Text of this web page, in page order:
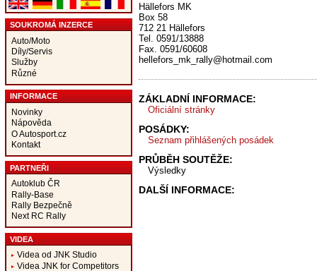
SOUKROMÁ INZERCE
Auto/Moto
Díly/Servis
Služby
Různé
INFORMACE
Novinky
Nápověda
O Autosport.cz
Kontakt
PARTNEŘI
Autoklub ČR
Rally-Base
Rally Bezpečně
Next RC Rally
VIDEA
Videa od JNK Studio
Videa JNK for Competitors
Hällefors MK
Box 58
712 21 Hällefors
Tel. 0591/13888
Fax. 0591/60608
hellefors_mk_rally@hotmail.com
ZÁKLADNÍ INFORMACE:
Oficiální stránky
POSÁDKY:
Seznam přihlášených posádek
PRŮBĚH SOUTĚŽE:
Výsledky
DALŠÍ INFORMACE: